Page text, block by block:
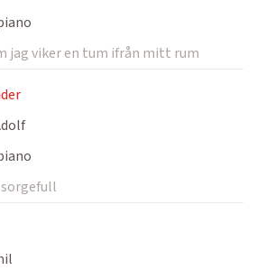
jag viker en tum ifrån mitt rum
sorgefull